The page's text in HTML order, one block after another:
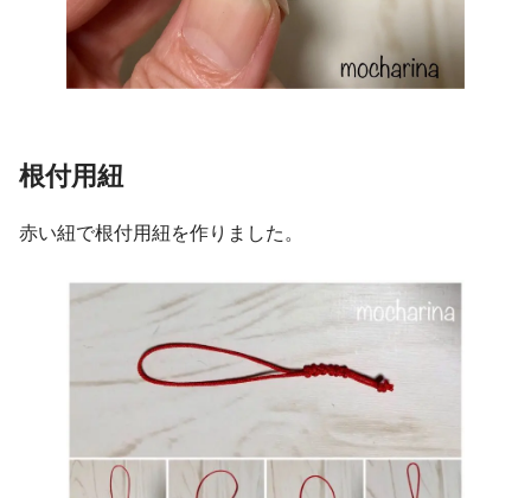
根付用紐
赤い紐で根付用紐を作りました。